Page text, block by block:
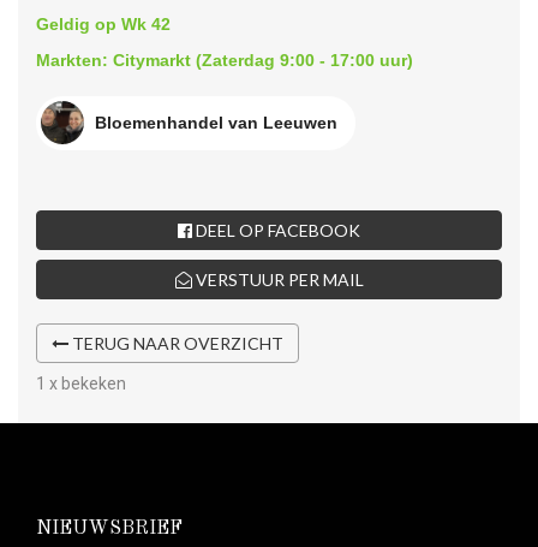
Geldig op Wk 42
Markten: Citymarkt (Zaterdag 9:00 - 17:00 uur)
Bloemenhandel van Leeuwen
DEEL OP FACEBOOK
VERSTUUR PER MAIL
TERUG NAAR OVERZICHT
1 x bekeken
NIEUWSBRIEF